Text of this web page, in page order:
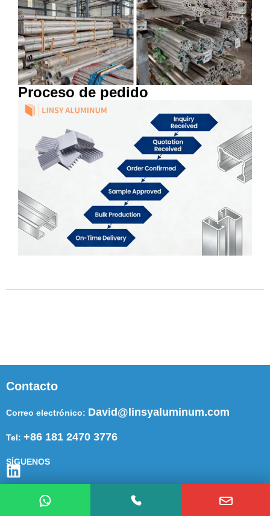
Proceso de pedido
Contacto
Correo electrónico: David@linsyaluminum.com
Tel: +86 181 2470 3776
SÍGUENOS